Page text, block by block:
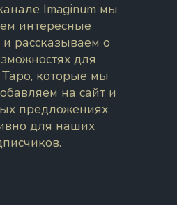
Imaginum мы
интересные
рассказываем о
для
которые мы
на сайт и
предложениях
для наших